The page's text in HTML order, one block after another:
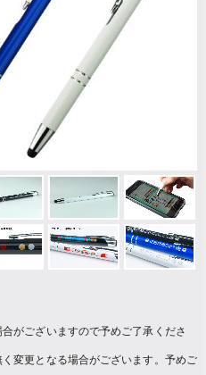
がございますので予めご了承くださ
変更となる場合がございます。予めご